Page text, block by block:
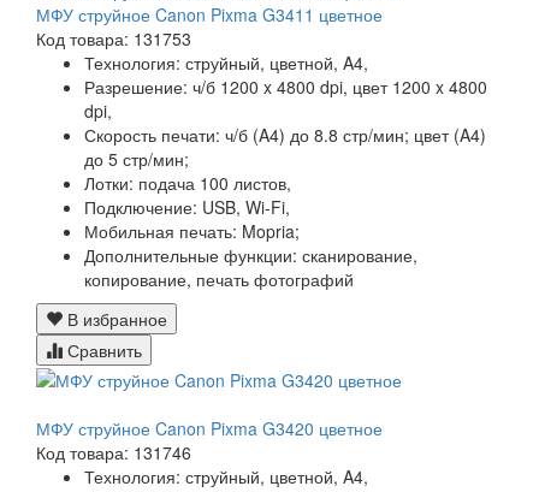
МФУ струйное Canon Pixma G3411 цветное
Код товара: 131753
Технология: струйный, цветной, A4,
Разрешение: ч/б 1200 x 4800 dpi, цвет 1200 x 4800
dpi,
Скорость печати: ч/б (A4) до 8.8 стр/мин; цвет (A4)
до 5 стр/мин;
Лотки: подача 100 листов,
Подключение: USB, Wi-Fi,
Мобильная печать: Mopria;
Дополнительные функции: сканирование,
копирование, печать фотографий
В избранное
Сравнить
МФУ струйное Canon Pixma G3420 цветное
Код товара: 131746
Технология: струйный, цветной, A4,